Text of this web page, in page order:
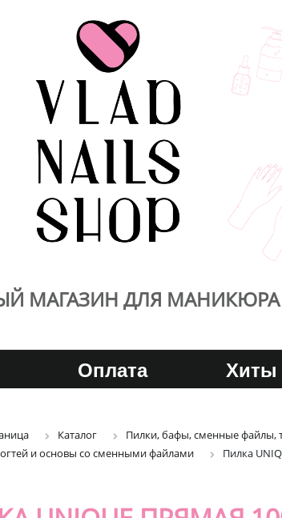
МАГАЗИН ДЛЯ
Оплата Хиты
Каталог
Пилки, бафы, сменные файлы,
и основы со сменными файлами
Пилка